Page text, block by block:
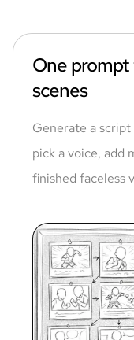
One
scenes
Generate a script
pick a voice, add
finished faceless